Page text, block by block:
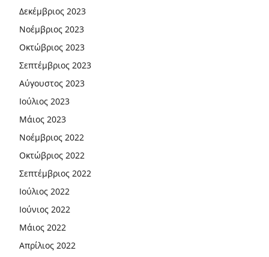
Δεκέμβριος 2023
Νοέμβριος 2023
Οκτώβριος 2023
Σεπτέμβριος 2023
Αύγουστος 2023
Ιούλιος 2023
Μάιος 2023
Νοέμβριος 2022
Οκτώβριος 2022
Σεπτέμβριος 2022
Ιούλιος 2022
Ιούνιος 2022
Μάιος 2022
Απρίλιος 2022